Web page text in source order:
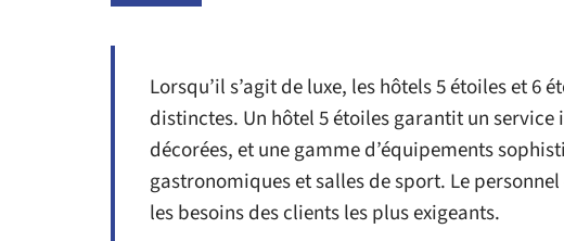
Lorsqu’il s’agit de luxe, les hôtels 5 étoiles et 6
distinctes. Un hôtel 5 étoiles garantit un
décorées, et une gamme d’équipements
gastronomiques et salles de sport. Le
les besoins des clients les plus exigeants.